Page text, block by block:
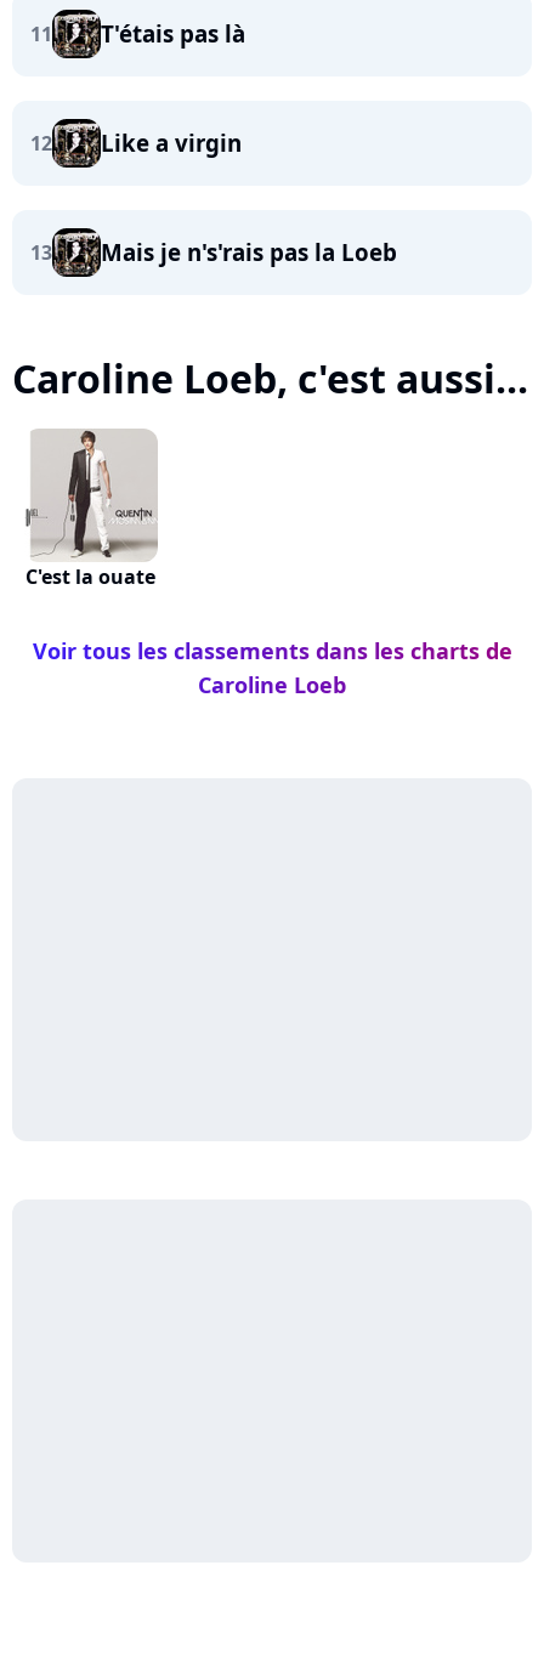
11 T'étais pas là
12 Like a virgin
13 Mais je n's'rais pas la Loeb
Caroline Loeb, c'est aussi...
C'est la ouate
Voir tous les classements dans les charts de
Caroline Loeb